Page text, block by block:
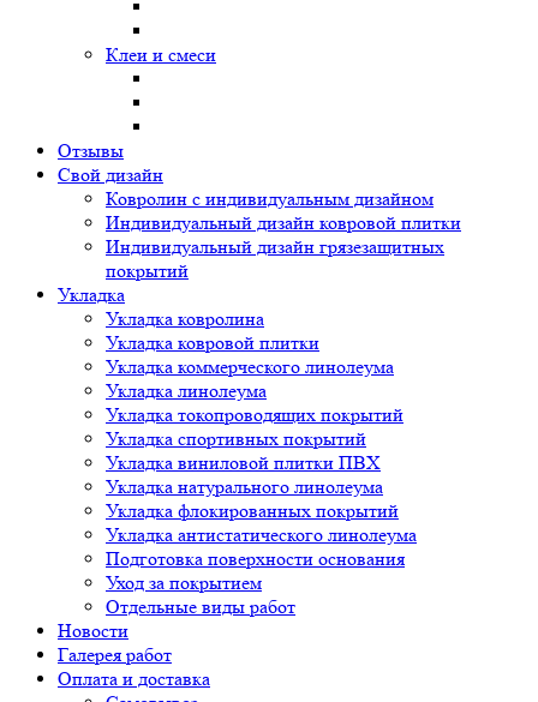
Клеи и смеси
Отзывы
Свой дизайн
Ковролин с индивидуальным дизайном
Индивидуальный дизайн ковровой плитки
Индивидуальный дизайн грязезащитных
покрытий
Укладка
Укладка ковролина
Укладка ковровой плитки
Укладка коммерческого линолеума
Укладка линолеума
Укладка токопроводящих покрытий
Укладка спортивных покрытий
Укладка виниловой плитки ПВХ
Укладка натурального линолеума
Укладка флокированных покрытий
Укладка антистатического линолеума
Подготовка поверхности основания
Уход за покрытием
Отдельные виды работ
Новости
Галерея работ
Оплата и доставка